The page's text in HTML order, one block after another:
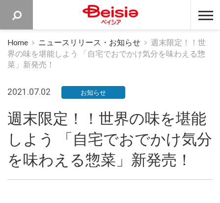
ベイシア
Home ニュースリリース・お知らせ
週末限定！！世
界の味を堪能しよう 「自宅でおでかけ気分を味わえる惣
菜」新発売！
2021.07.02 お知らせ
週末限定！！世界の味を堪能
しよう 「自宅でおでかけ気分
を味わえる惣菜」新発売！